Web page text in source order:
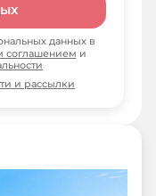
данных в
соглашением и
и рассылки